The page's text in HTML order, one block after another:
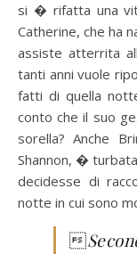
si � rifatta una
Catherine, che ha
assiste atterrita
tanti anni vuole
fatti di quella
conto che il suo
sorella? Anche
Shannon, �
decidesse di
notte in cui sono